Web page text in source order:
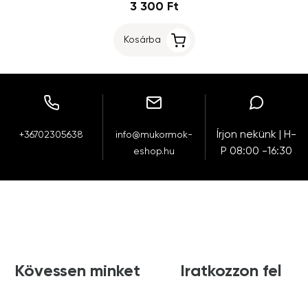
3 300 Ft
Kosárba
+36702305638
info@mukormok-
eshop.hu
Írjon nekünk | H-
P 08:00 -16:30
Kövessen minket
Iratkozzon fel